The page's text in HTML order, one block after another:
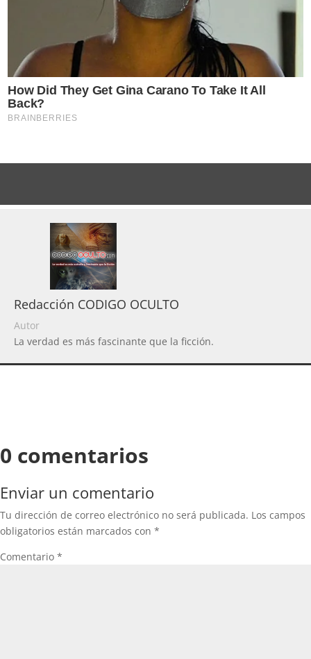
Redacción CODIGO OCULTO
Autor
La verdad es más fascinante que la ficción.
0 comentarios
Enviar un comentario
Tu dirección de correo electrónico no será publicada. Los campos
obligatorios están marcados con *
Comentario *